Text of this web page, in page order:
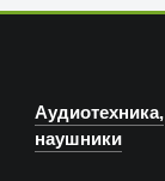
Аудиотехника,
наушники